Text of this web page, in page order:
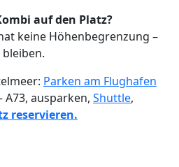
auf den Platz?
keine Höhenbegrenzung –
Parken am Flughafen
A73, ausparken, Shuttle,
reservieren.